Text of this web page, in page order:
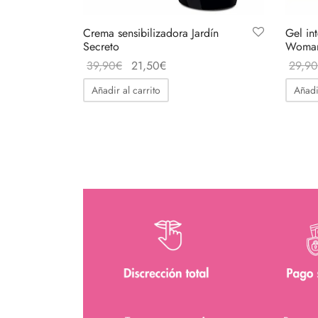
Crema sensibilizadora Jardín
Secreto
39,90€ El
precio
original
21,50€
precio
actual
Añadir al carrito
Gel
29,90